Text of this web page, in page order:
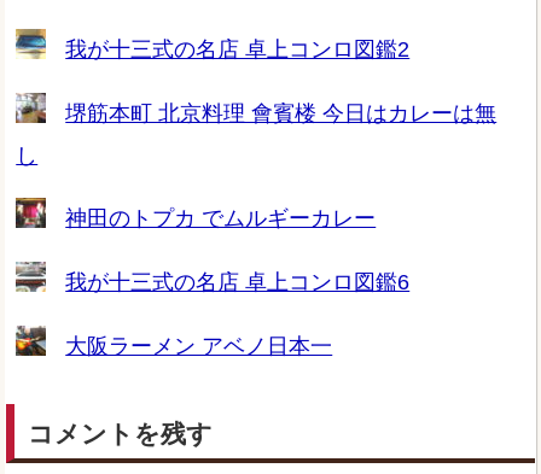
我が十三式の名店 卓上コンロ図鑑2
堺筋本町 北京料理 會賓楼 今日はカレーは無
し
神田のトプカ でムルギーカレー
我が十三式の名店 卓上コンロ図鑑6
大阪ラーメン アベノ日本一
コメントを残す